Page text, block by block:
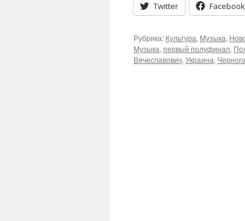
Twitter Facebook
Рубрика: Культура, Музыка,
Музыка, первый полуфинал,
Вячеславович, Украина,